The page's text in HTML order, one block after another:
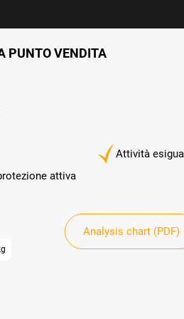
PUNTO VENDITA
Attività esigua
attiva
Analysis chart (PDF)